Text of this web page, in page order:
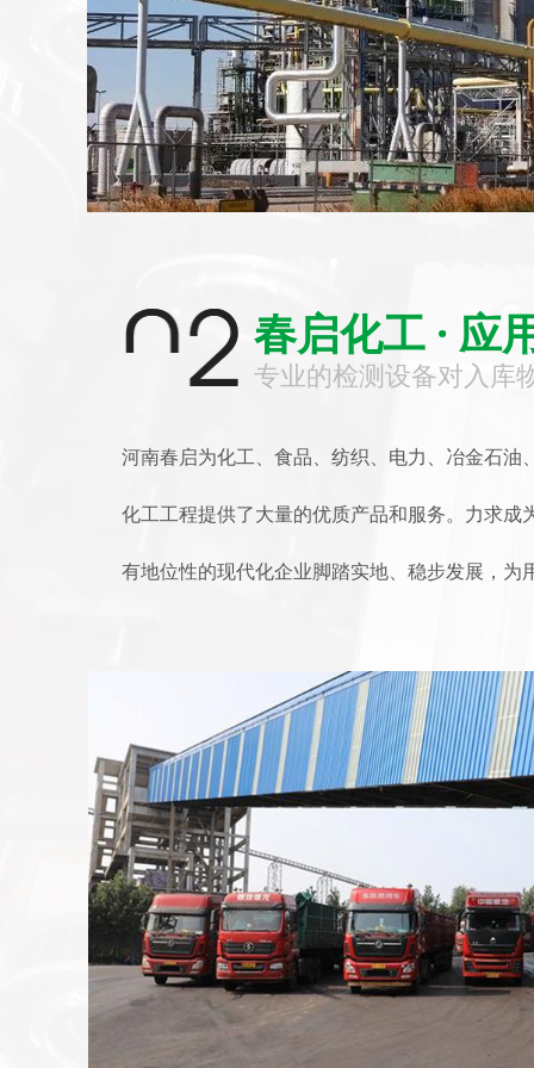
河南春启为化工、食品、纺织、电力、冶金石油
化工工程提供了大量的优质产品和服务。力求成
有地位性的现代化企业脚踏实地、稳步发展，为
春启化工 · 应
专业的检测设备对入库